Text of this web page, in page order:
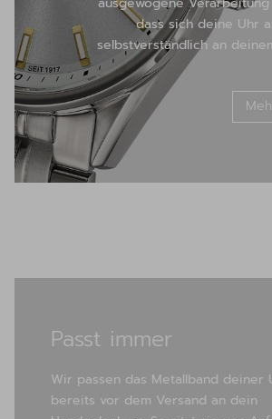
dass sich deine Uhr
selbstverständlich an
Passt immer
Wir passen das Metallband deiner
bereits vor dem Versand an dein